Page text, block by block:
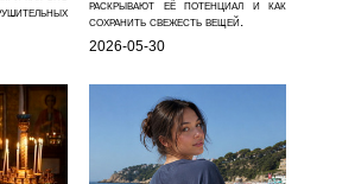
раскрывают её потенциал и как
сохранить свежесть вещей.
2026-05-30